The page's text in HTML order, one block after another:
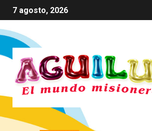
7 agosto, 2026